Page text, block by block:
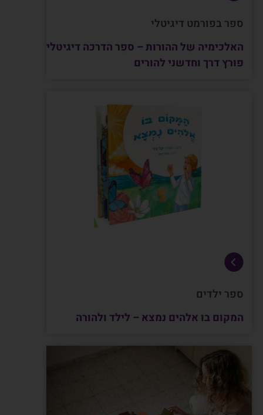
ספר בפורמט דיגיטלי
האלכימיה של ההורות – ספר הדרכה דיגיטלי
פורץ דרך וחדשני להורים
ספר ילדים
המקום בו אלהים נמצא – לילד ולהורה